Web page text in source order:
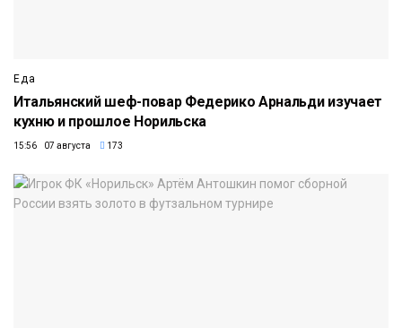
Еда
Итальянский шеф-повар Федерико Арнальди изучает
кухню и прошлое Норильска
15:56 07 августа 173